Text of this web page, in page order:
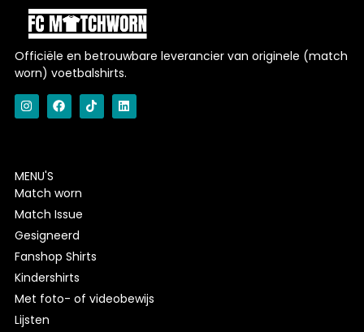
Officiële en betrouwbare leverancier van originele (match
worn) voetbalshirts.
MENU'S
Match worn
Match Issue
Gesigneerd
Fanshop Shirts
Kindershirts
Met foto- of videobewijs
Lijsten